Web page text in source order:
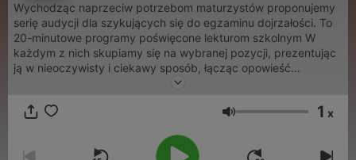
Wychodząc naprzeciw potrzebom maturzystów proponujemy
serię audycji dla szykujących się do egzaminu dojrzałości. To
20-minutowe programy poświęcone lekturom szkolnym W
każdym z nich skupiamy się na wybranej pozycji, prezentując
ją w nieoczywisty i ciekawy sposób, łącząc opowieść
dydaktyczną z elementami odegranymi przez profesjonalnych
Ze względu na epidemię koronawirusa, która ogranicza dostęp
wiedzy od pedagogów, proponujemy Lektury na ucho jako
Głośność 1 x